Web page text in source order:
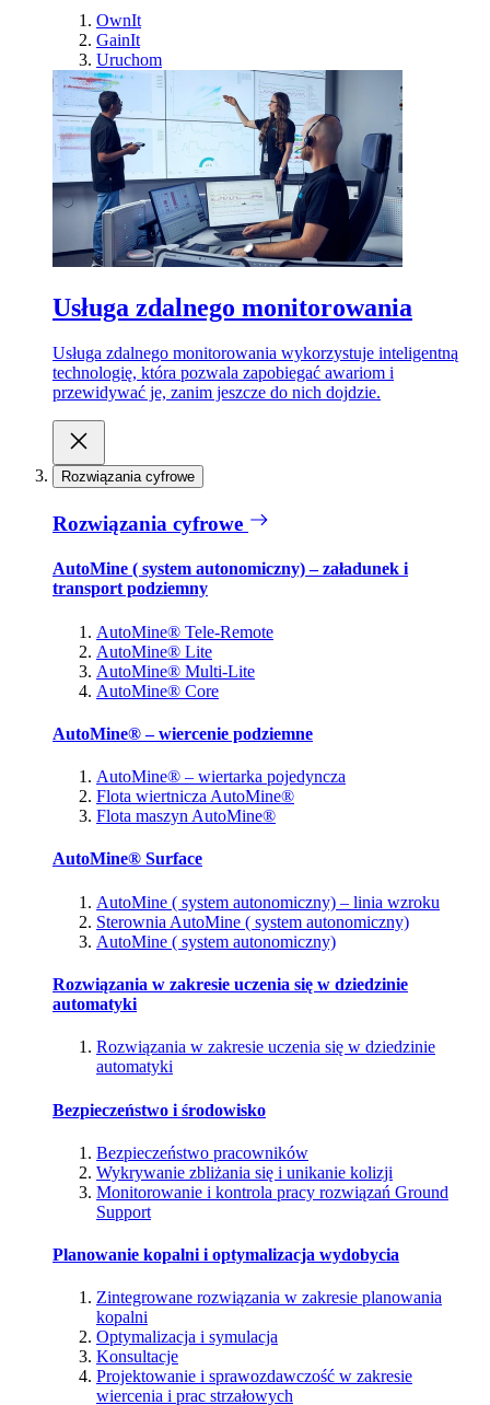
OwnIt
GainIt
Uruchom
Usługa zdalnego monitorowania
Usługa zdalnego monitorowania wykorzystuje inteligentną
technologię, która pozwala zapobiegać awariom i
przewidywać je, zanim jeszcze do nich dojdzie.
Rozwiązania cyfrowe
Rozwiązania cyfrowe
AutoMine ( system autonomiczny) – załadunek i
transport podziemny
AutoMine® Tele-Remote
AutoMine® Lite
AutoMine® Multi-Lite
AutoMine® Core
AutoMine® – wiercenie podziemne
AutoMine® – wiertarka pojedyncza
Flota wiertnicza AutoMine®
Flota maszyn AutoMine®
AutoMine® Surface
AutoMine ( system autonomiczny) – linia wzroku
Sterownia AutoMine ( system autonomiczny)
AutoMine ( system autonomiczny)
Rozwiązania w zakresie uczenia się w dziedzinie
automatyki
Rozwiązania w zakresie uczenia się w dziedzinie
automatyki
Bezpieczeństwo i środowisko
Bezpieczeństwo pracowników
Wykrywanie zbliżania się i unikanie kolizji
Monitorowanie i kontrola pracy rozwiązań Ground
Support
Planowanie kopalni i optymalizacja wydobycia
Zintegrowane rozwiązania w zakresie planowania
kopalni
Optymalizacja i symulacja
Konsultacje
Projektowanie i sprawozdawczość w zakresie
wiercenia i prac strzałowych